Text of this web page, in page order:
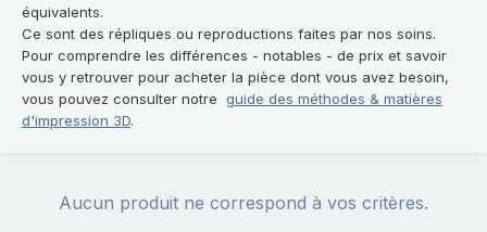
équivalents.
Ce sont des répliques ou reproductions faites par nos soins.
Pour comprendre les différences - notables - de prix et savoir
vous y retrouver pour acheter la pièce dont vous avez besoin,
vous pouvez consulter notre guide des méthodes & matières
d'impression 3D.
Aucun produit ne correspond à vos critères.